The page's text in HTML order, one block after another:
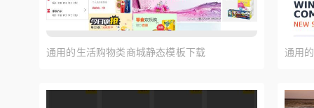
通用的生活购物类商城静态模板下载 通用